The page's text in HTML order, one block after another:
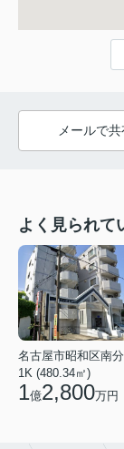
メールで
よく見られて
1K (480.34㎡)
1億2,800万円